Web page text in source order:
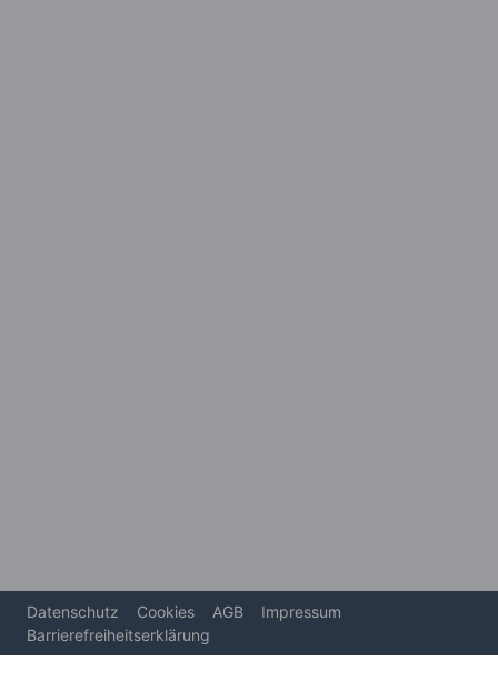
Datenschutz Cookies AGB
Impressum
Barrierefreiheitserklärung